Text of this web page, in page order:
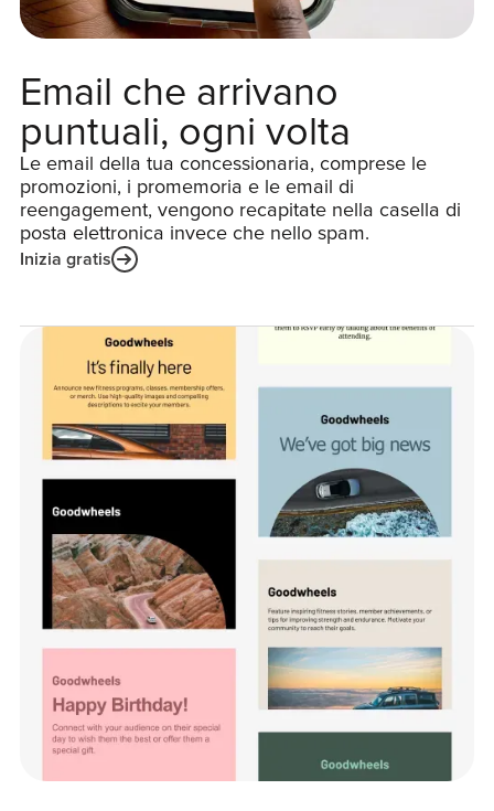
Email che arrivano
puntuali, ogni volta
Le email della tua concessionaria, comprese le
promozioni, i promemoria e le email di
reengagement, vengono recapitate nella casella di
posta elettronica invece che nello spam.
Inizia gratis